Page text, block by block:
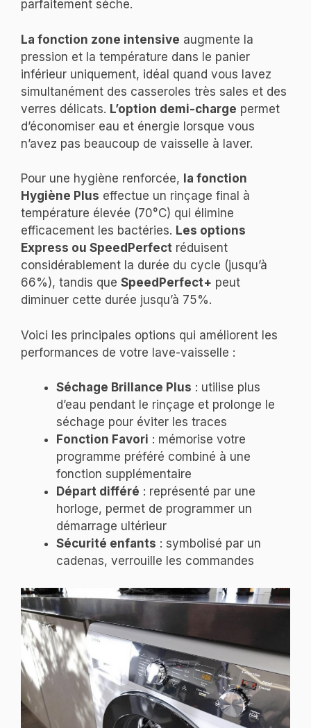
parfaitement sèche.
La fonction zone intensive augmente la
pression et la température dans le panier
inférieur uniquement, idéal quand vous lavez
simultanément des casseroles très sales et des
verres délicats. L’option demi-charge permet
d’économiser eau et énergie lorsque vous
n’avez pas beaucoup de vaisselle à laver.
Pour une hygiène renforcée, la fonction
Hygiène Plus effectue un rinçage final à
température élevée (70°C) qui élimine
efficacement les bactéries. Les options
Express ou SpeedPerfect réduisent
considérablement la durée du cycle (jusqu’à
66%), tandis que SpeedPerfect+ peut
diminuer cette durée jusqu’à 75%.
Voici les principales options qui améliorent les
performances de votre lave-vaisselle :
Séchage Brillance Plus : utilise plus
d’eau pendant le rinçage et prolonge le
séchage pour éviter les traces
Fonction Favori : mémorise votre
programme préféré combiné à une
fonction supplémentaire
Départ différé : représenté par une
horloge, permet de programmer un
démarrage ultérieur
Sécurité enfants : symbolisé par un
cadenas, verrouille les commandes